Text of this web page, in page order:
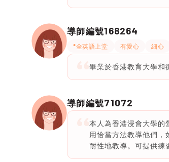
導師編號168264
*全英語上堂 有愛心 細心
畢業於香港教育大學和
導師編號71072
本人為香港浸會大學的
用恰當方法教導他們
耐性地教導。可提供練